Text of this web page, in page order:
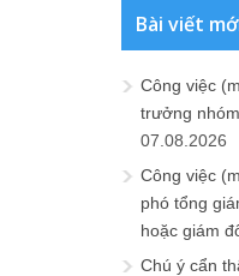
Bài viết
Công việc
trưởng
07.08.2026
Công việc
phó tổng
hoặc giám
Chú ý cẩn